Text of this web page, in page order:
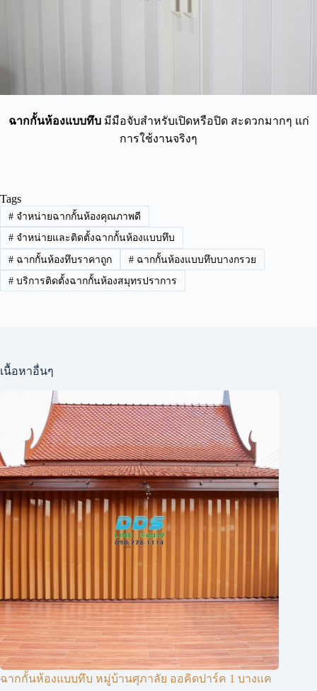
ฉากกั้นห้องแบบทึบมีมือจับสำหรับเปิดหรือปิด สะดวกมากๆ แก่
การใช้งานจริงๆ
Tags
#จำหน่ายฉากกั้นห้องคุณภาพดี
#จำหน่ายและติดตั้งฉากกั้นห้องแบบทึบ
#ฉากกั้นห้องทึบราคาถูก #ฉากกั้นห้องแบบทึบบางกรวย
#บริการติดตั้งฉากกั้นห้องสมุทรปราการ
เนื้อหาอื่นๆ
ฉากกั้นห้องแบบทึบ หมู่บ้านศุภาลัย ออคิดปาร์ค 1 บางแค